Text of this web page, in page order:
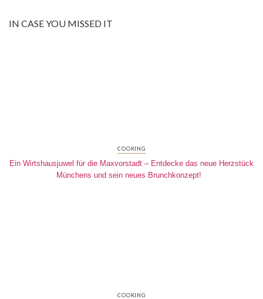
IN CASE YOU MISSED IT
COOKING
Ein Wirtshausjuwel für die Maxvorstadt – Entdecke das neue Herzstück
Münchens und sein neues Brunchkonzept!
COOKING